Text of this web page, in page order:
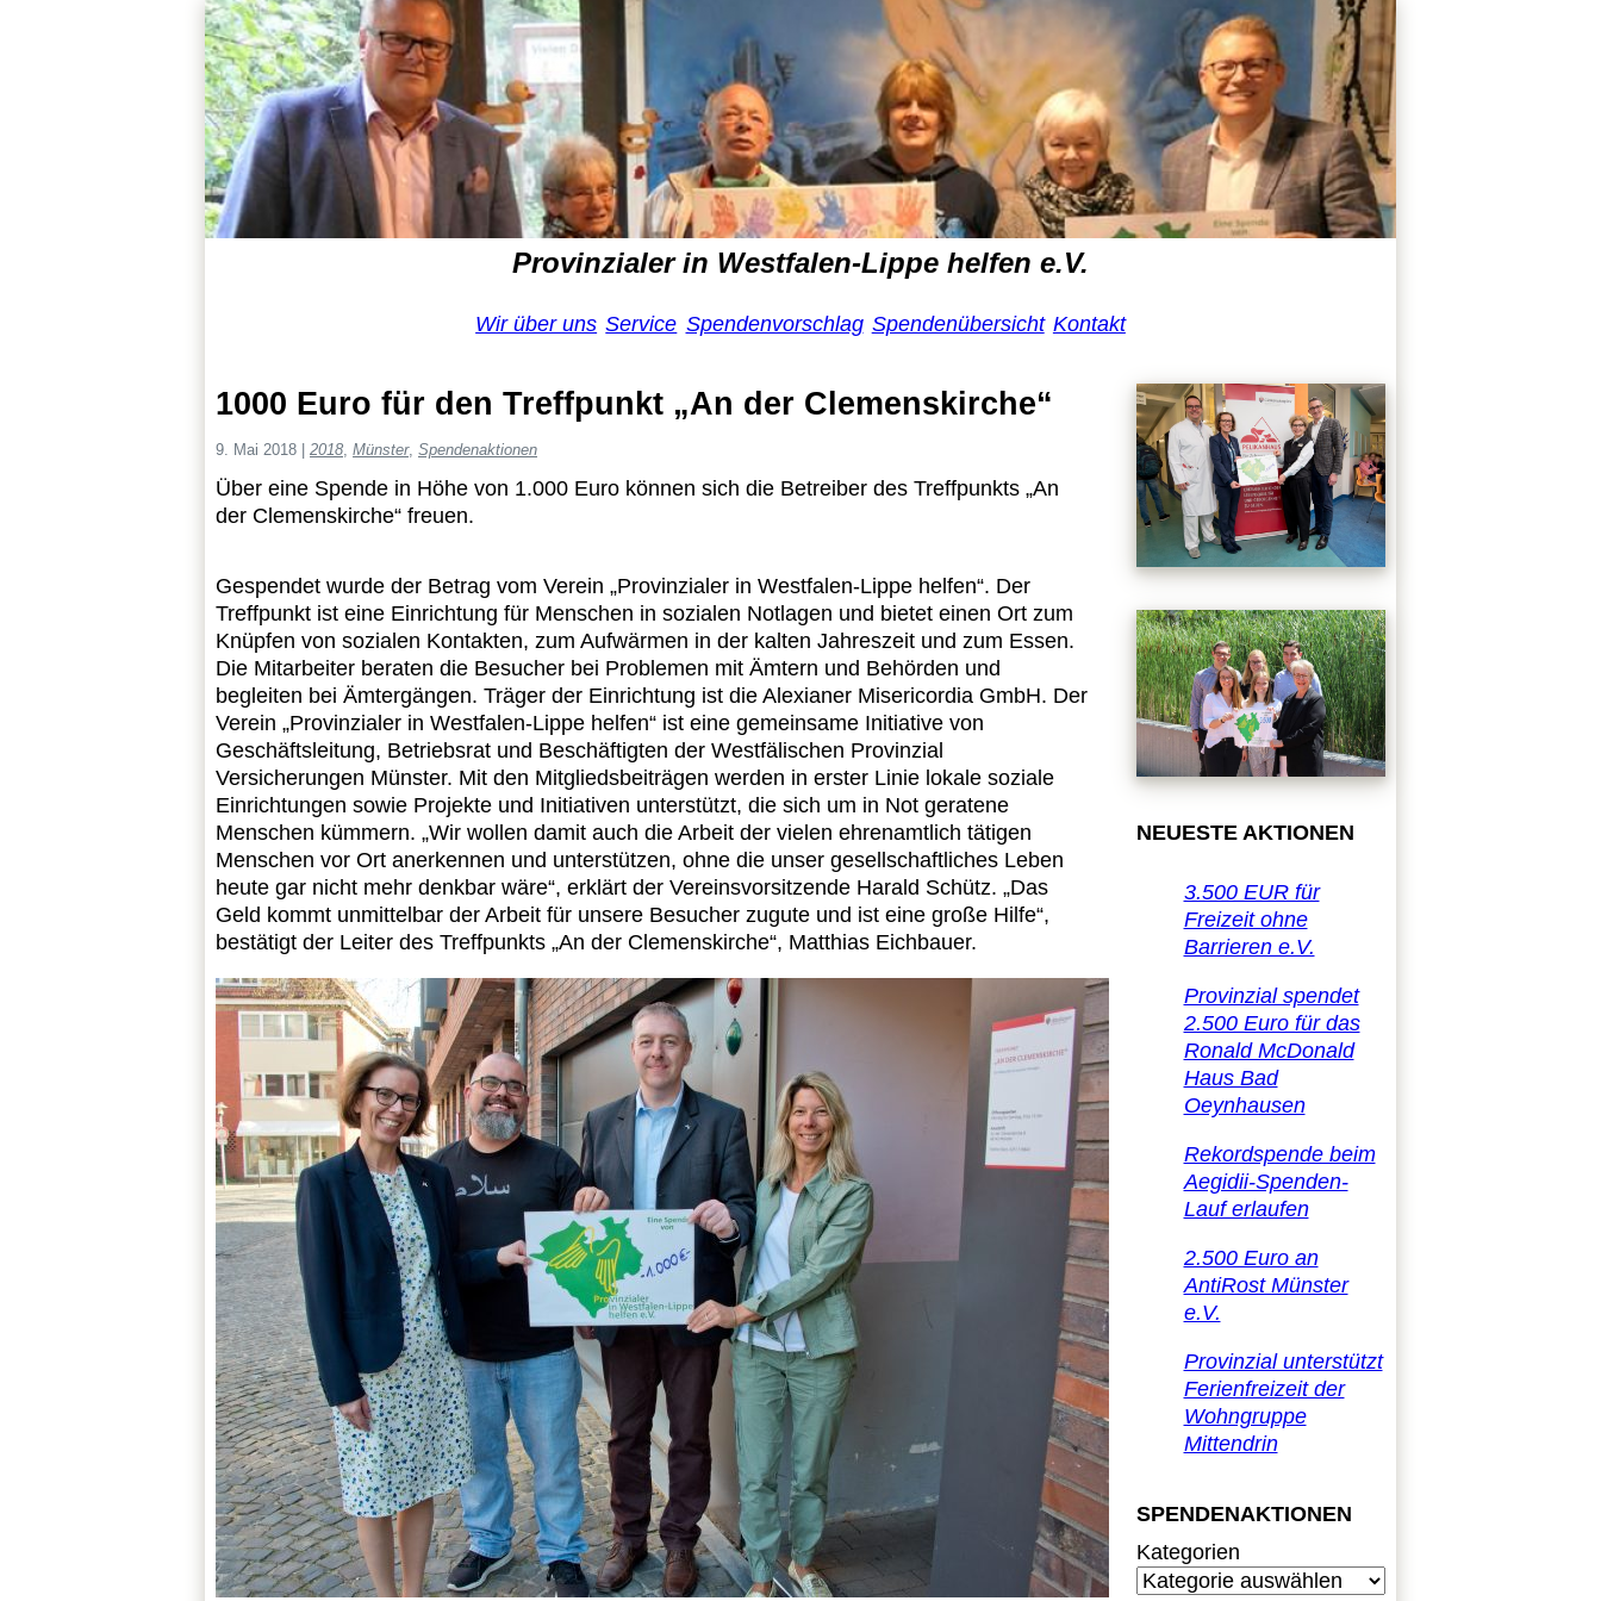
Provinzialer in Westfalen-Lippe helfen e.V.
Wir über uns Service Spendenvorschlag Spendenübersicht Kontakt
1000 Euro für den Treffpunkt „An der Clemenskirche“
9. Mai 2018 2018, Münster, Spendenaktionen
Über eine Spende in Höhe von 1.000 Euro können sich die Betreiber des Treffpunkts „An
der Clemenskirche“ freuen.
Gespendet wurde der Betrag vom Verein „Provinzialer in Westfalen-Lippe helfen“. Der
Treffpunkt ist eine Einrichtung für Menschen in sozialen Notlagen und bietet einen Ort zum
Knüpfen von sozialen Kontakten, zum Aufwärmen in der kalten Jahreszeit und zum Essen.
Die Mitarbeiter beraten die Besucher bei Problemen mit Ämtern und Behörden und
begleiten bei Ämtergängen. Träger der Einrichtung ist die Alexianer Misericordia GmbH. Der
Verein „Provinzialer in Westfalen-Lippe helfen“ ist eine gemeinsame Initiative von
Geschäftsleitung, Betriebsrat und Beschäftigten der Westfälischen Provinzial
Versicherungen Münster. Mit den Mitgliedsbeiträgen werden in erster Linie lokale soziale
Einrichtungen sowie Projekte und Initiativen unterstützt, die sich um in Not geratene
Menschen kümmern. „Wir wollen damit auch die Arbeit der vielen ehrenamtlich tätigen
Menschen vor Ort anerkennen und unterstützen, ohne die unser gesellschaftliches Leben
heute gar nicht mehr denkbar wäre“, erklärt der Vereinsvorsitzende Harald Schütz. „Das
Geld kommt unmittelbar der Arbeit für unsere Besucher zugute und ist eine große Hilfe“,
bestätigt der Leiter des Treffpunkts „An der Clemenskirche“, Matthias Eichbauer.
NEUESTE AKTIONEN
3.500 EUR für
Freizeit ohne
Barrieren e.V.
Provinzial spendet
2.500 Euro für das
Ronald McDonald
Haus Bad
Oeynhausen
Rekordspende beim
Aegidii-Spenden-
Lauf erlaufen
2.500 Euro an
AntiRost Münster
e.V.
Provinzial unterstützt
Ferienfreizeit der
Wohngruppe
Mittendrin
SPENDENAKTIONEN
Kategorien